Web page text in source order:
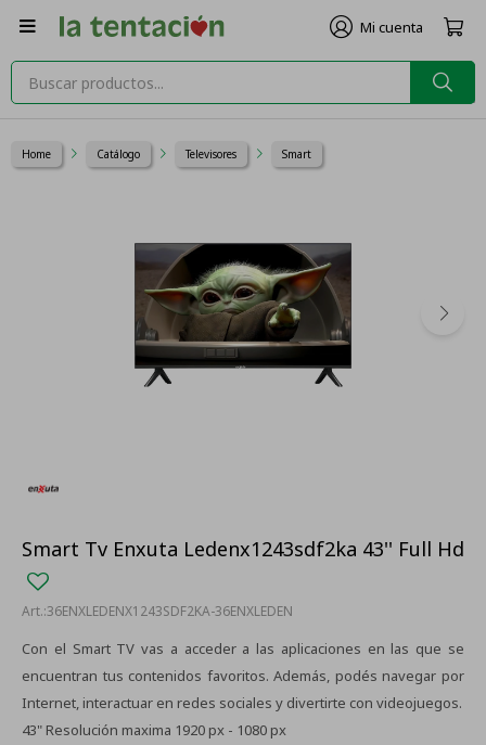

Home Catálogo Televisores Smart
Smart Tv Enxuta Ledenx1243sdf2ka 43'' Full Hd
36ENXLEDENX1243SDF2KA-36ENXLEDEN
Con el Smart TV vas a acceder a las aplicaciones en las que se
encuentran tus contenidos favoritos. Además, podés navegar por
Internet, interactuar en redes sociales y divertirte con videojuegos.
43" Resolución maxima 1920 px - 1080 px